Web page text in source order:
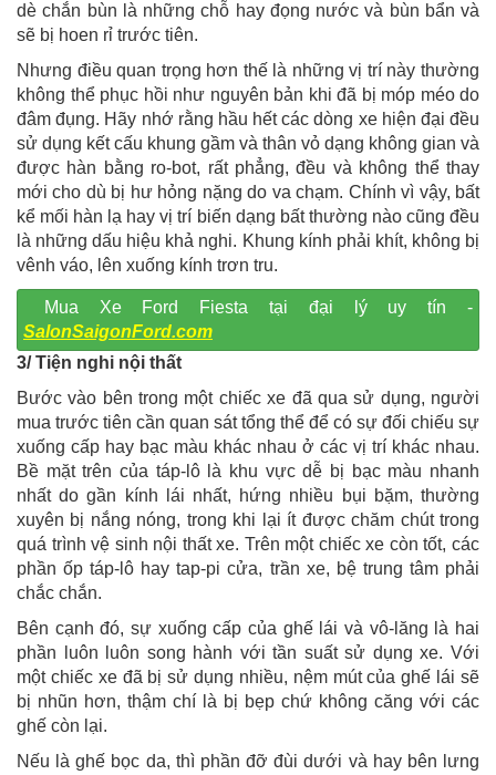
dè chắn bùn là những chỗ hay đọng nước và bùn bẩn và
sẽ bị hoen rỉ trước tiên.
Nhưng điều quan trọng hơn thế là những vị trí này thường
không thể phục hồi như nguyên bản khi đã bị móp méo do
đâm đụng. Hãy nhớ rằng hầu hết các dòng xe hiện đại đều
sử dụng kết cấu khung gầm và thân vỏ dạng không gian và
được hàn bằng ro-bot, rất phẳng, đều và không thể thay
mới cho dù bị hư hỏng nặng do va chạm. Chính vì vậy, bất
kể mối hàn lạ hay vị trí biến dạng bất thường nào cũng đều
là những dấu hiệu khả nghi. Khung kính phải khít, không bị
vênh váo, lên xuống kính trơn tru.
Mua Xe Ford Fiesta tại đại lý uy tín -
SalonSaigonFord.com
3/ Tiện nghi nội thất
Bước vào bên trong một chiếc xe đã qua sử dụng, người
mua trước tiên cần quan sát tổng thể để có sự đối chiếu sự
xuống cấp hay bạc màu khác nhau ở các vị trí khác nhau.
Bề mặt trên của táp-lô là khu vực dễ bị bạc màu nhanh
nhất do gần kính lái nhất, hứng nhiều bụi bặm, thường
xuyên bị nắng nóng, trong khi lại ít được chăm chút trong
quá trình vệ sinh nội thất xe. Trên một chiếc xe còn tốt, các
phần ốp táp-lô hay tap-pi cửa, trần xe, bệ trung tâm phải
chắc chắn.
Bên cạnh đó, sự xuống cấp của ghế lái và vô-lăng là hai
phần luôn luôn song hành với tần suất sử dụng xe. Với
một chiếc xe đã bị sử dụng nhiều, nệm mút của ghế lái sẽ
bị nhũn hơn, thậm chí là bị bẹp chứ không căng với các
ghế còn lại.
Nếu là ghế bọc da, thì phần đỡ đùi dưới và hay bên lưng